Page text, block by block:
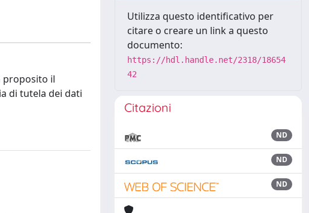
proposito il
di tutela dei dati
Utilizza questo identificativo per
citare o creare un link a questo
documento:
https://hdl.handle.net/2318/18654
42
Citazioni
ND
ND
ND